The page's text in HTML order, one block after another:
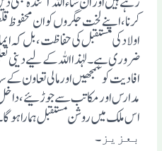
کرنا ، اپنے لخت جگروں کو ان محفوظ
اولاد کی مستقبل کی حفاظت ،بل کہ
ضروری ہے۔ لہٰذا اللہ کے لیے دینی
افادیت کو سمجھیں اور مالی تعاون
مدارس اور مکاتب سے جوڑئیے، داخل
اس ملک میں روشن مستقبل ہمارا
بعزیز۔